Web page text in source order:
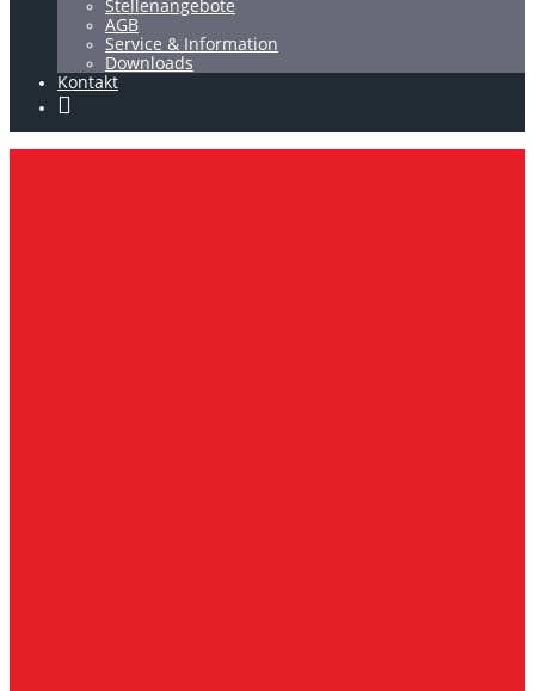
Stellenangebote
AGB
Service & Information
Downloads
Kontakt